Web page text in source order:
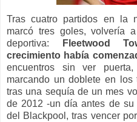
Tras cuatro partidos en la
marcó tres goles, volvería
deportiva:
Fleetwood
crecimiento había
encuentros sin ver
marcando un doblete en los
tras una sequía de un mes
de 2012 -un día antes de su
del Blackpool, tras vencer